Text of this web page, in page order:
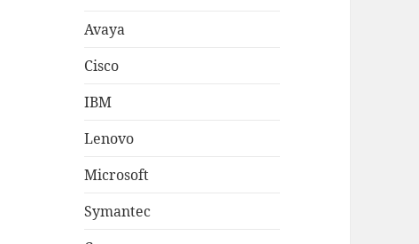
Avaya
Cisco
IBM
Lenovo
Microsoft
Symantec